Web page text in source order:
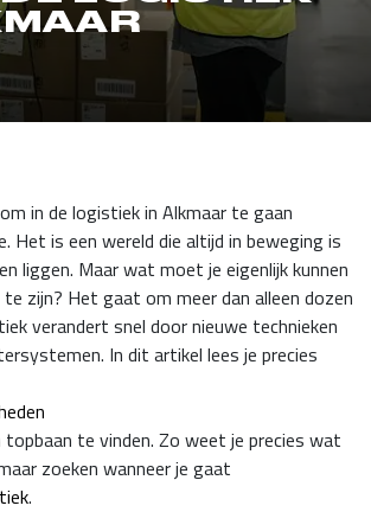
in de logistiek in Alkmaar te gaan
Het is een wereld die altijd in beweging is
liggen. Maar wat moet je eigenlijk kunnen
zijn? Het gaat om meer dan alleen dozen
verandert snel door nieuwe technieken
In dit artikel lees je precies
topbaan te vinden. Zo weet je precies wat
zoeken wanneer je gaat
.